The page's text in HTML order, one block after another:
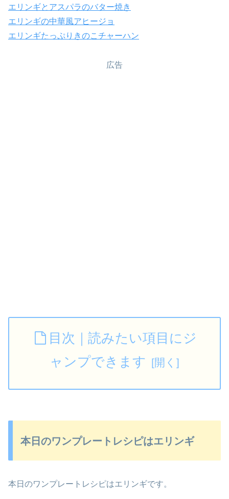
エリンギとアスパラのバター焼き
エリンギの中華風アヒージョ
エリンギたっぷりきのこチャーハン
広告
目次｜読みたい項目にジ
ャンプできます
本日のワンプレートレシピはエリンギ
本日のワンプレートレシピはエリンギです。